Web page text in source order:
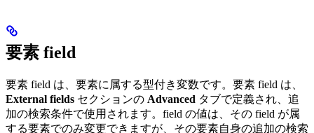
要素 field
要素 field は、要素に属する型付き変数です。要素 field は、
External fields セクションの Advanced タブで定義され、追
加の検索条件で使用されます。field の値は、その field が属
する要素でのみ変更できますが、その要素自身の追加の検索